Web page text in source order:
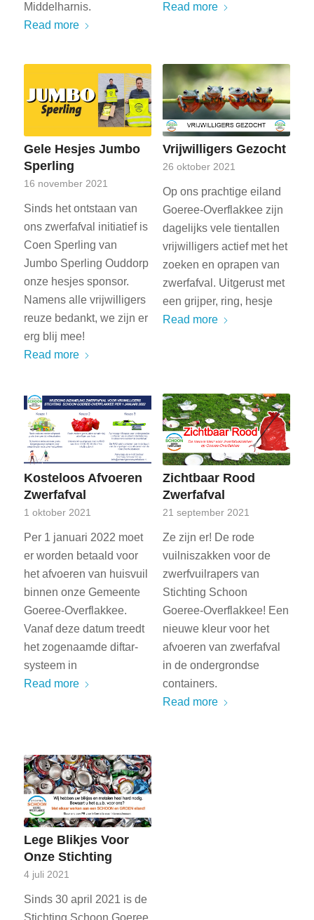
Middelharnis.
Read more
Read more
Gele Hesjes Jumbo
Sperling
16 november 2021
Sinds het ontstaan van
ons zwerfafval initiatief is
Coen Sperling van
Jumbo Sperling Ouddorp
onze hesjes sponsor.
Namens alle vrijwilligers
reuze bedankt, we zijn er
erg blij mee!
Read more
Vrijwilligers Gezocht
26 oktober 2021
Op ons prachtige eiland
Goeree-Overflakkee zijn
dagelijks vele tientallen
vrijwilligers actief met het
zoeken en oprapen van
zwerfafval. Uitgerust met
een grijper, ring, hesje
Read more
Kosteloos Afvoeren
Zwerfafval
1 oktober 2021
Per 1 januari 2022 moet
er worden betaald voor
het afvoeren van huisvuil
binnen onze Gemeente
Goeree-Overflakkee.
Vanaf deze datum treedt
het zogenaamde diftar-
systeem in
Read more
Zichtbaar Rood
Zwerfafval
21 september 2021
Ze zijn er! De rode
vuilniszakken voor de
zwerfvuilrapers van
Stichting Schoon
Goeree-Overflakkee! Een
nieuwe kleur voor het
afvoeren van zwerfafval
in de ondergrondse
containers.
Read more
Lege Blikjes Voor
Onze Stichting
4 juli 2021
Sinds 30 april 2021 is de
Stichting Schoon Goeree